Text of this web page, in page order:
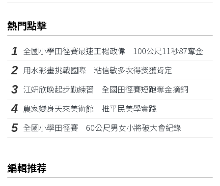
熱門點擊
1 全國小學田徑賽最速王楊政偉 100公尺11秒87奪金
2 用水彩畫挑戰國際 粘信敏多次得獎獲肯定
3 江姸欣晚起步勤練習 全國田徑賽短跑奪金摘銅
4 農家變身天來美術館 推平民美學實踐
5 全國小學田徑賽 60公尺男女小將破大會紀錄
編輯推荐